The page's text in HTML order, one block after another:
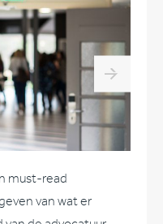
must-read
van wat er